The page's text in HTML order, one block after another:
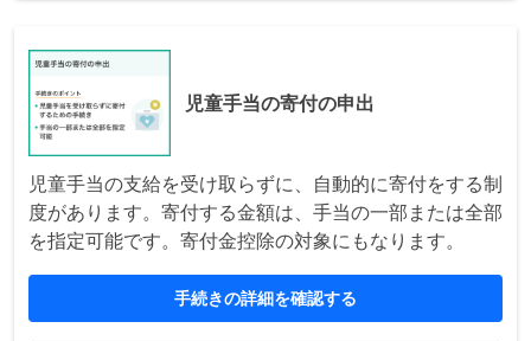
児童手当の寄付の申出
児童手当の支給を受け取らずに、自動的に寄付をする制
度があります。寄付する金額は、手当の一部または全部
を指定可能です。寄付金控除の対象にもなります。
手続きの詳細を確認する